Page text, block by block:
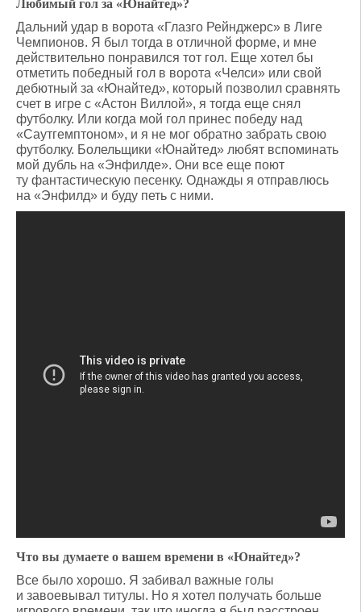
Любимый гол за «Юнайтед»?
Дальний удар в ворота «Глазго Рейнджерс» в Лиге
Чемпионов. Я был тогда в отличной форме, и мне
действительно понравился тот гол. Еще хотел бы
отметить победный гол в ворота «Челси» или свой
дебютный за «Юнайтед», который позволил сравнять
счет в игре с «Астон Виллой», я тогда еще снял
футболку. Или когда мой гол принес победу над
«Саутгемптоном», и я не мог обратно забрать свою
футболку. Болельщики «Юнайтед» любят вспоминать
мой дубль на «Энфилде». Они все еще поют
ту фантастическую песенку. Однажды я отправлюсь
на «Энфилд» и буду петь с ними.
Что вы думаете о вашем времени в «Юнайтед»?
Все было хорошо. Я забивал важные голы
и завоевывал титулы. Но я хотел получать больше